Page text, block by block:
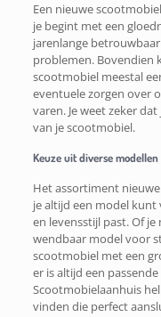
Een nieuwe
je begint met een
jarenlange
problemen. Bovendien
scootmobiel meestal
eventuele zorgen over
varen. Je weet zeker
van je scootmobiel.
Keuze uit diverse modellen
Het assortiment
je altijd een model
en levensstijl past. Of
wendbaar model voor
scootmobiel met een
er is altijd een
Scootmobielaanhuis
vinden die perfect